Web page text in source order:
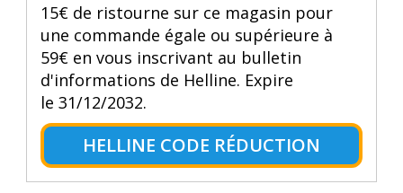
15€ de ristourne sur ce magasin pour
une commande égale ou supérieure à
59€ en vous inscrivant au bulletin
d'informations de Helline. Expire
le 31/12/2032.
HELLINE CODE RÉDUCTION